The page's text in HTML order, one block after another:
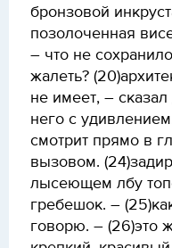
бронзовой
позолоченная
– что не
жалеть?
не имеет, – сказал
него с
смотрит прямо в
вызовом.
лысеющем лбу
гребешок. –
говорю. – (26)это